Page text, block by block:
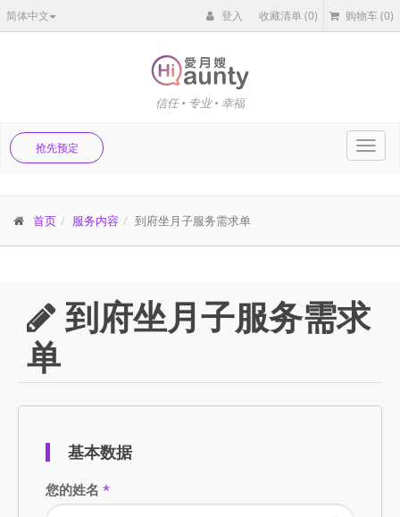
简体中文 登入 收藏清单(0) 购物车(0)
信任 • 专业 • 幸福
抢先预定
首页 服务内容 到府坐月子服务需求单
到府坐月子服务需求
单
基本数据
您的姓名 *